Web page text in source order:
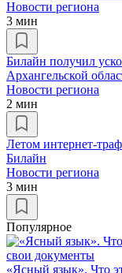
Новости региона
3 мин
Билайн получил
Архангельской
Новости региона
2 мин
Летом интернет-
Билайн
Новости региона
3 мин
Популярное
«Ясный язык». Что